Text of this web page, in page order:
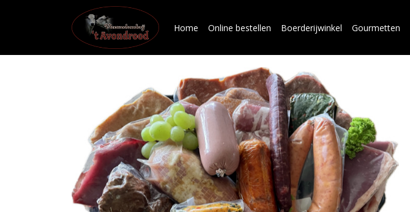
Home Online bestellen Boerderijwinkel Gourmetten